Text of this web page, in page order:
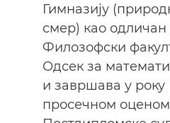
Гимназију
смер) као одличан
Филозофски
Одсек за
и завршава у року
просечном оценом